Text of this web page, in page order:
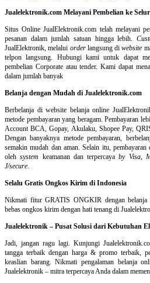
Jualelektronik.com Melayani Pembelian ke
Situs Online JualElektronik.com telah melayani
pesanan dalam jumlah satuan hingga lebih.
JualElektronik, melalui orderlangsung diwebsite
telpon langsung
Hubungi kami untuk dapat
pembelian Corporate atau tender. Kami dapat
dalam jumlah banyak
Belanja dengan Mudah di Jualelektronik.com
Berbelanja diwebsite belanja online
metode pembayaran yang beragam. Pembayaran
Account BCA, Gopay, Akulaku, Shopee Pay,
Dengan banyaknya metode pembayaran,
semakin mudah dan aman. Selain itu,
olehsystem keamanan dan terpercayaby Visa,
J/secure
Selalu Gratis Ongkos Kirim di Indonesia
Nikmati fitur GRATIS ONGKIR dengan belanja
bebas ongkos kirim dengan hati tenang di
Jualelektronik – Pusat Solusi dari Kebutuhan
Jadi, jangan ragu lagi. Kunjungi
tangga terbaik dengan harga & promo terbaik,
keaslian barang. Nikmati pengalaman belanja
Jualelektronik – mitra terpercaya Anda dalam